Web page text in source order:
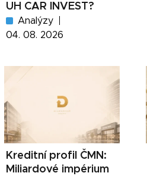
UH CAR INVEST?
Analýzy
04. 08. 2026
Kreditní profil ČMN:
Miliardové impérium